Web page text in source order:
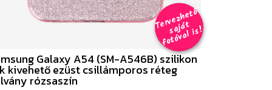
T
er
v
e
z
h
e
t
ő
s
aj
á
t
f
o
t
ó
v
al i
s
!
Galaxy A54 (SM-A546B) szilikon
kivehető ezüst csillámporos réteg
rózsaszín